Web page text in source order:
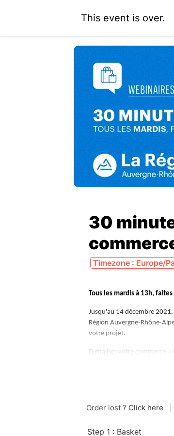
This event is over.
30
Timezone : Europe/
Tous les mardis à 13h,
Jusqu'au 14 décembre
Région Auvergne-Rhône-
votre projet.
Digitaliser votre commerce,
Ces sessions sont animées
Stimuleo et de Dock Avenue.
Inscrivez-vous à une ou